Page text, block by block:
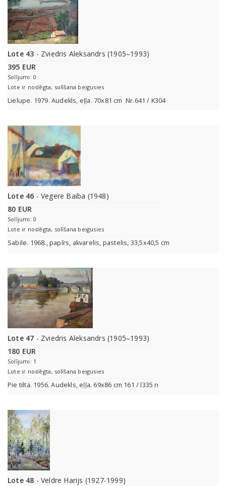
Lote 43 - Zviedris Aleksandrs (1905–1993)
395 EUR
Solījumi: 0
Lote ir noslēgta, solīšana beigusies
Lielupe. 1979. Audekls, eļļa. 70x81 cm Nr.641 / K304
Lote 46 - Vegere Baiba (1948)
80 EUR
Solījumi: 0
Lote ir noslēgta, solīšana beigusies
Sabile. 1968., papīrs, akvarelis, pastelis, 33,5x40,5 cm
Lote 47 - Zviedris Aleksandrs (1905–1993)
180 EUR
Solījumi: 1
Lote ir noslēgta, solīšana beigusies
Pie tilta. 1956. Audekls, eļļa. 69x86 cm 161 / l335 n
Lote 48 - Veldre Harijs (1927-1999)